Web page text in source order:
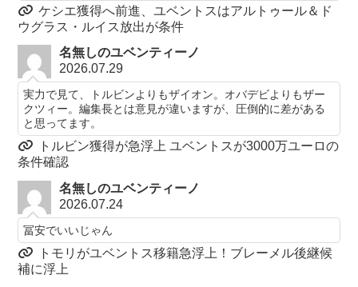
ケシエ獲得へ前進、ユベントスはアルトゥール＆ド
ウグラス・ルイス放出が条件
名無しのユベンティーノ
2026.07.29
実力で見て、トルビンよりもザイオン。オバデビよりもザー
クツィー。編集長とは意見が違いますが、圧倒的に差がある
と思ってます。
トルビン獲得が急浮上 ユベントスが3000万ユーロの
条件確認
名無しのユベンティーノ
2026.07.24
冨安でいいじゃん
トモリがユベントス移籍急浮上！ブレーメル後継候
補に浮上